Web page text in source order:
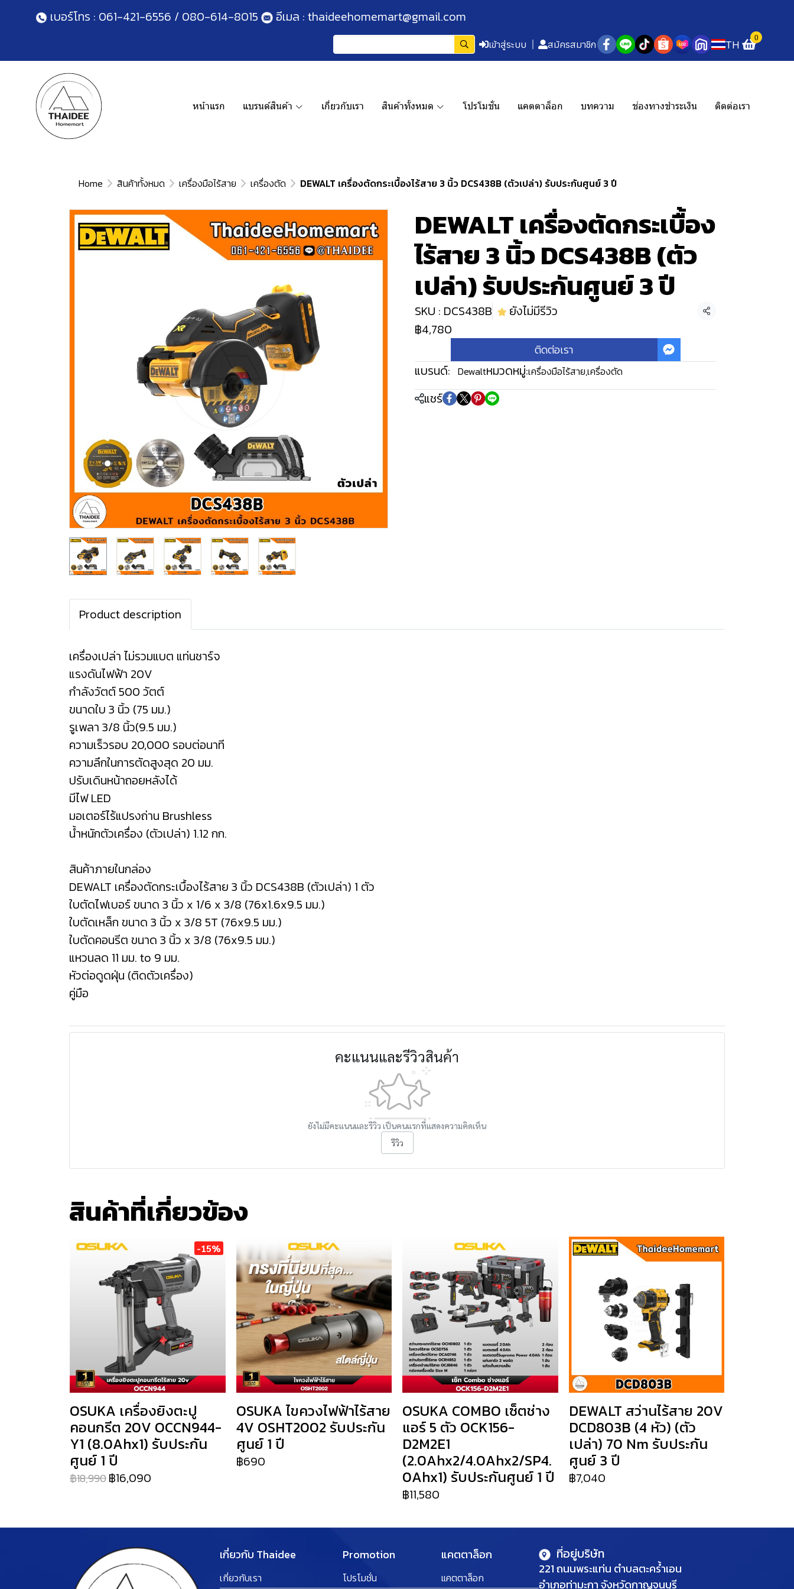
เบอร์โทร : 061-421-6556 / 080-614-8015 อีเมล : thaideehomemart@gmail.com
เข้าสู่ระบบ สมัครสมาชิก TH 0
หน้าแรก แบรนด์สินค้า เกี่ยวกับเรา สินค้าทั้งหมด โปรโมชั่น แคตตาล็อก บทความ ช่องทางชำระเงิน ติดต่อเรา
Home สินค้าทั้งหมด เครื่องมือไร้สาย เครื่องตัด DEWALT เครื่องตัดกระเบื้องไร้สาย 3 นิ้ว DCS438B (ตัวเปล่า) รับประกันศูนย์ 3 ปี
DEWALT เครื่องตัดกระเบื้อง
ไร้สาย 3 นิ้ว DCS438B (ตัว
เปล่า) รับประกันศูนย์ 3 ปี
SKU : DCS438B ยังไม่มีรีวิว แชร์
฿4,780
ติดต่อเรา
แบรนด์: Dewaltหมวดหมู่:เครื่องมือไร้สาย,เครื่องตัด
แชร์
Product description
เครื่องเปล่า ไม่รวมแบต แท่นชาร์จ
แรงดันไฟฟ้า 20V
กำลังวัตต์ 500 วัตต์
ขนาดใบ 3 นิ้ว (75 มม.)
รูเพลา 3/8 นิ้ว(9.5 มม.)
ความเร็วรอบ 20,000 รอบต่อนาที
ความลึกในการตัดสูงสุด 20 มม.
ปรับเดินหน้าถอยหลังได้
มีไฟ LED
มอเตอร์ไร้แปรงถ่าน Brushless
น้ำหนักตัวเครื่อง (ตัวเปล่า) 1.12 กก.
สินค้าภายในกล่อง
DEWALT เครื่องตัดกระเบื้องไร้สาย 3 นิ้ว DCS438B (ตัวเปล่า) 1 ตัว
ใบตัดไฟเบอร์ ขนาด 3 นิ้ว x 1/6 x 3/8 (76x1.6x9.5 มม.)
ใบตัดเหล็ก ขนาด 3 นิ้ว x 3/8 5T (76x9.5 มม.)
ใบตัดคอนรีต ขนาด 3 นิ้ว x 3/8 (76x9.5 มม.)
แหวนลด 11 มม. to 9 มม.
หัวต่อดูดฝุ่น (ติดตัวเครื่อง)
คู่มือ
คะแนนและรีวิวสินค้า
ยังไม่มีคะแนนและรีวิว เป็นคนแรกที่แสดงความคิดเห็น
รีวิว
สินค้าที่เกี่ยวข้อง
-15%
OSUKA เครื่องยิงตะปู
คอนกรีต 20V OCCN944-
Y1 (8.0Ahx1) รับประกัน
ศูนย์ 1 ปี
฿18,990฿16,090
OSUKA ไขควงไฟฟ้าไร้สาย
4V OSHT2002 รับประกัน
ศูนย์ 1 ปี
฿690
OSUKA COMBO เซ็ตช่าง
แอร์ 5 ตัว OCK156-
D2M2E1
(2.0Ahx2/4.0Ahx2/SP4.
0Ahx1) รับประกันศูนย์ 1 ปี
฿11,580
DEWALT สว่านไร้สาย 20V
DCD803B (4 หัว) (ตัว
เปล่า) 70 Nm รับประกัน
ศูนย์ 3 ปี
฿7,040
เกี่ยวกับ Thaidee
เกี่ยวกับเรา
Promotion
โปรโมชั่น
แคตตาล็อก
แคตตาล็อก
ที่อยู่บริษัท
221 ถนนพระแท่น ตำบลตะคร้ำเอน
อำเภอท่ามะกา จังหวัดกาญจนบุรี